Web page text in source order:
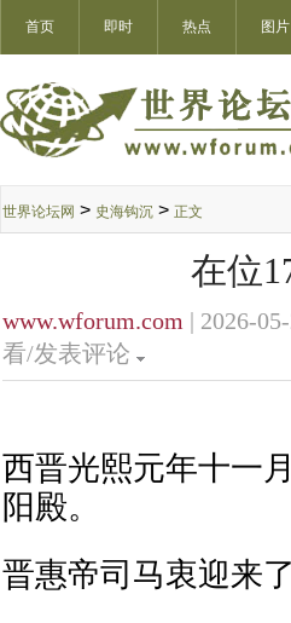
首页 即时 热点 图片
世界论坛网 > 史海钩沉 > 正文
在位
www.wforum.com | 2026-
看/发表评论
西晋光熙元年十一
阳殿。
晋惠帝司马衷迎来